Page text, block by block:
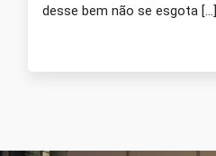
desse bem não se esgota […]